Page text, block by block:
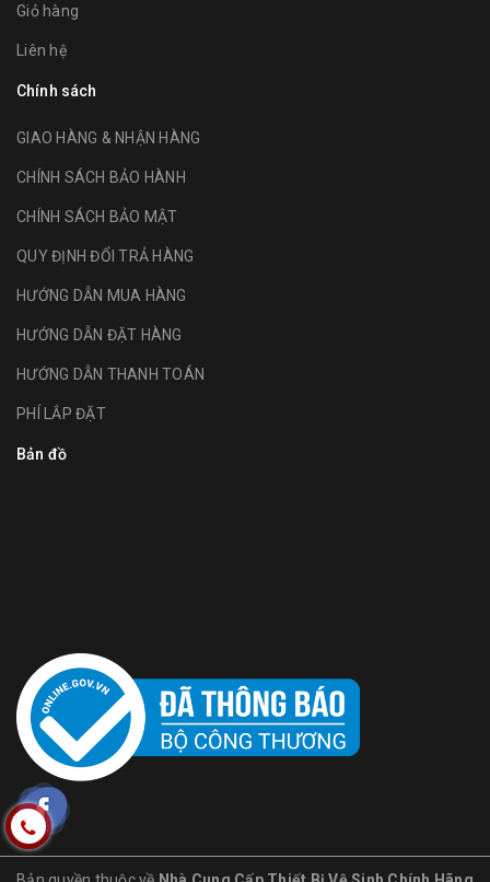
Giỏ hàng
Liên hệ
Chính sách
GIAO HÀNG & NHẬN HÀNG
CHÍNH SÁCH BẢO HÀNH
CHÍNH SÁCH BẢO MẬT
QUY ĐỊNH ĐỔI TRẢ HÀNG
HƯỚNG DẪN MUA HÀNG
HƯỚNG DẪN ĐẶT HÀNG
HƯỚNG DẪN THANH TOÁN
PHÍ LẮP ĐẶT
Bản đồ